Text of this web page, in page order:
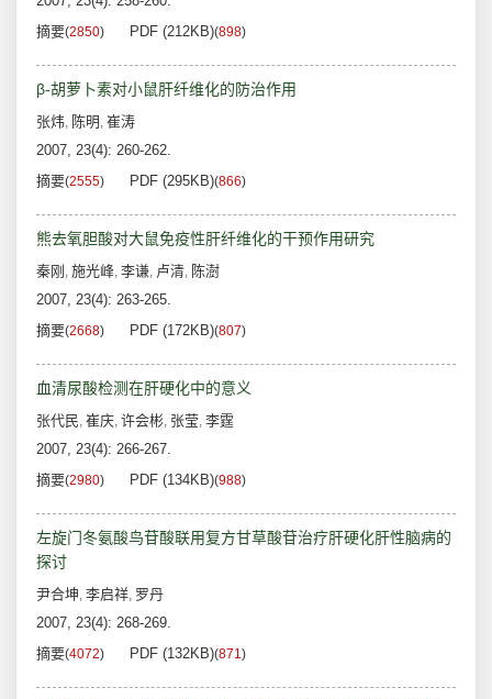
摘要(2850) PDF (212KB)(898)
β-胡萝卜素对小鼠肝纤维化的防治作用
张炜, 陈明 , 崔涛
2007, 23(4): 260-262.
摘要(2555) PDF (295KB)(866)
熊去氧胆酸对大鼠免疫性肝纤维化的干预作用研究
秦刚 , 施光峰, 李谦, 卢清, 陈澍
2007, 23(4): 263-265.
摘要(2668) PDF (172KB)(807)
血清尿酸检测在肝硬化中的意义
张代民, 崔庆, 许会彬, 张莹, 李霆
2007, 23(4): 266-267.
摘要(2980) PDF (134KB)(988)
左旋门冬氨酸鸟苷酸联用复方甘草酸苷治疗肝硬化肝性脑病的
探讨
尹合坤, 李启祥, 罗丹
2007, 23(4): 268-269.
摘要(4072) PDF (132KB)(871)